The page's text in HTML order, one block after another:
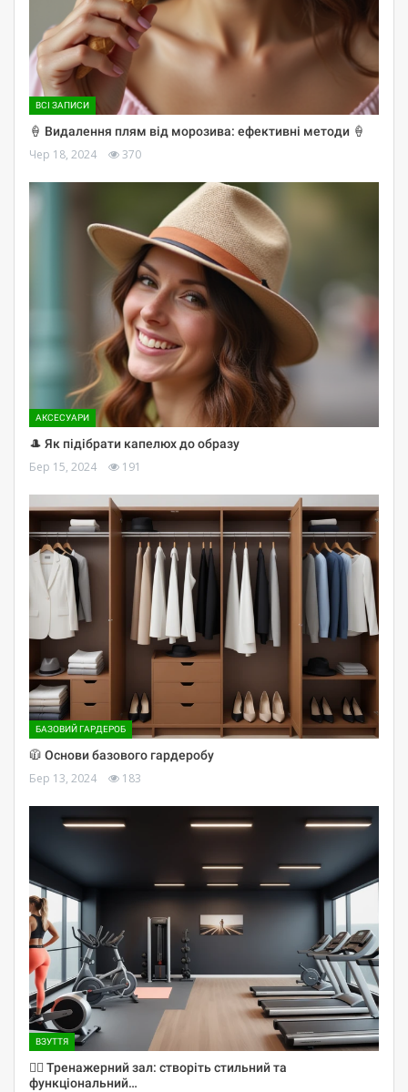
ВСІ ЗАПИСИ
🍦 Видалення плям від морозива: ефективні методи 🍦
Чер 18, 2024 370
АКСЕСУАРИ
🎩 Як підібрати капелюх до образу
Бер 15, 2024 191
БАЗОВИЙ ГАРДЕРОБ
🧥 Основи базового гардеробу
Бер 13, 2024 183
ВЗУТТЯ
🏋️‍♀️ Тренажерний зал: створіть стильний та
функціональний…